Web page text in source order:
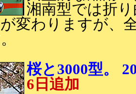
湘南型では折
変わりますが、
桜と3000型
6日追加